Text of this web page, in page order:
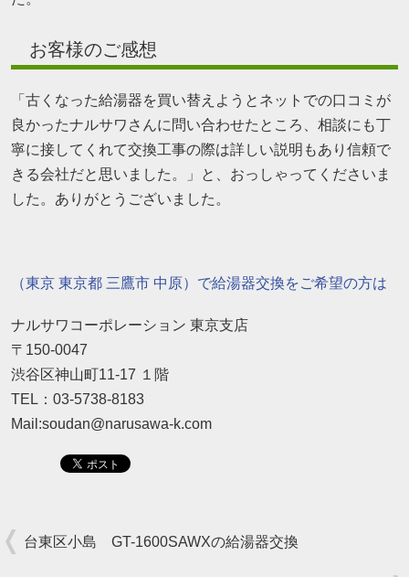
お客様のご感想
「古くなった給湯器を買い替えようとネットでの口コミが
良かったナルサワさんに問い合わせたところ、相談にも丁
寧に接してくれて交換工事の際は詳しい説明もあり信頼で
きる会社だと思いました。」と、おっしゃってくださいま
した。ありがとうございました。
（東京 東京都 三鷹市 中原）で給湯器交換をご希望の方は
ナルサワコーポレーション 東京支店
〒150-0047
渋谷区神山町11-17 １階
TEL：03-5738-8183
Mail:soudan@narusawa-k.com
台東区小島 GT-1600SAWXの給湯器交換